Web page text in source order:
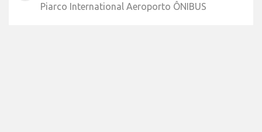
Piarco International Aeroporto ÔNIBUS